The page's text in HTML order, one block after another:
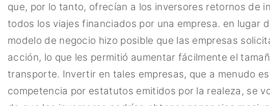
que, por lo tanto, ofrecían a los inversores retornos de
todos los viajes financiados por una empresa. en lugar
modelo de negocio hizo posible que las empresas
acción, lo que les permitió aumentar fácilmente el
transporte. Invertir en tales empresas, que a menudo
competencia por estatutos emitidos por la realeza, se